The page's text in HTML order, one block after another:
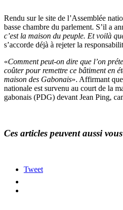
Rendu sur le site de l’Assemblée
basse chambre du parlement. S’il a
c’est la maison du peuple. Et voilà
s’accorde déjà à rejeter la
«Comment peut-on dire que l’on
coûter pour remettre ce bâtiment en
maison des Gabonais». Affirmant
nationale est survenu au court de la
gabonais (PDG) devant Jean Ping,
Ces articles peuvent aussi
Tweet